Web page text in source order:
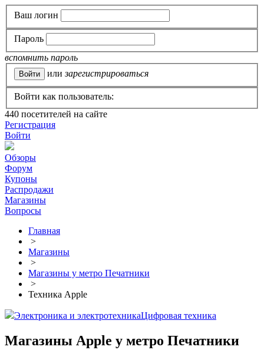
Ваш логин
Пароль
вспомнить пароль
или зарегистрироваться
Войти как пользователь:
440 посетителей на сайте
Регистрация
Войти
Обзоры
Форум
Купоны
Распродажи
Магазины
Вопросы
Главная
>
Магазины
>
Магазины у метро Печатники
>
Техника Apple
Электроника и электротехникаЦифровая техника
Магазины Apple у метро Печатники